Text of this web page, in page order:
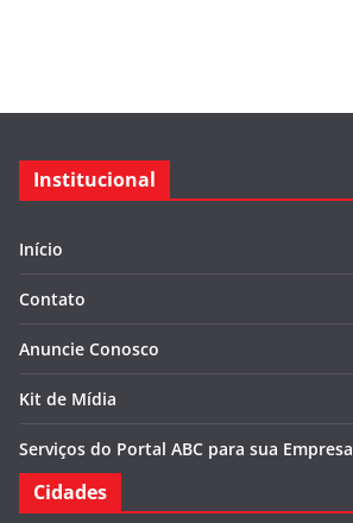
Institucional
Início
Contato
Anuncie Conosco
Kit de Mídia
Serviços do Portal ABC para sua Empresa
Cidades